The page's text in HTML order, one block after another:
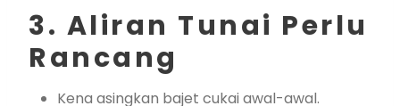
3. Aliran Tunai Perlu
Rancang
Kena asingkan bajet cukai awal-awal.